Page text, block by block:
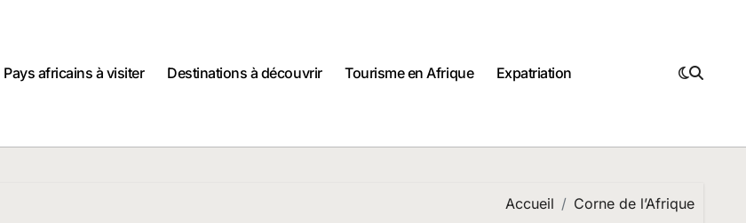
Pays africains à visiter
Destinations à découvrir Tourisme en Afrique Expatriation
Accueil Corne de l’Afrique